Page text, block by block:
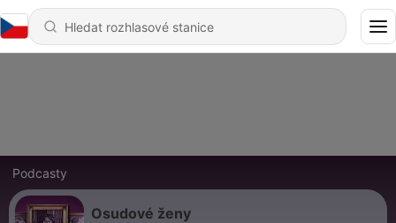
Podcasty
Osudové ženy